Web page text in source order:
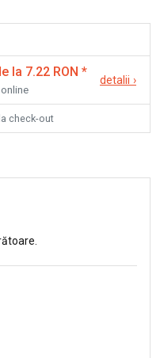
la 7.22 RON *
detalii ›
check-out